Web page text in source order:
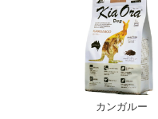
カンガルー